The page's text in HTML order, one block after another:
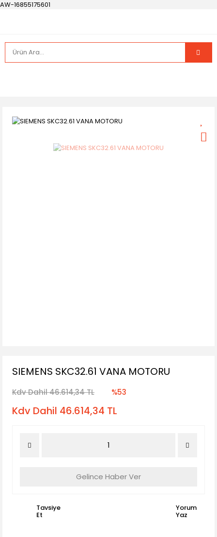
AW-16855175601
SIEMENS SKC32.61 VANA MOTORU
Kdv Dahil 46.614,34 TL %53
Kdv Dahil 46.614,34 TL
Gelince Haber Ver
Tavsiye
Et
Yorum
Yaz